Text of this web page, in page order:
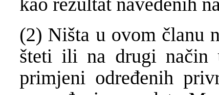
(2) Ništa u ovom članu
šteti ili na drugi način
primjeni određenih